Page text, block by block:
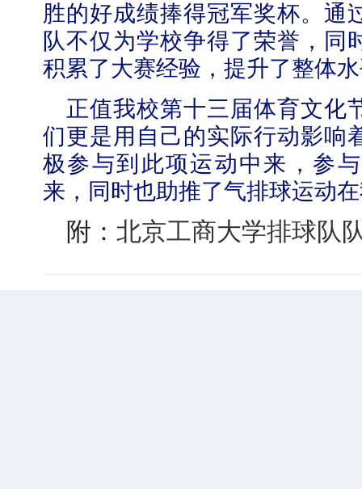
胜的好成绩捧得冠军奖杯。通
队不仅为学校争得了荣誉，同
积累了大赛经验，提升了整体
正值我校第十三届体育文化
们更是用自己的实际行动影响
极参与到此项运动中来，参
来，同时也助推了气排球运动
附：北京工商大学排球队
北工商光影——2026年北工商的夏